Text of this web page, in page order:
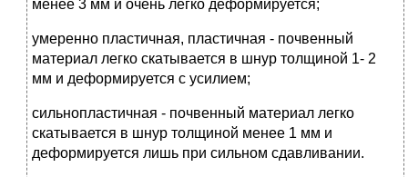
менее 3 мм и очень легко деформируется;
умеренно пластичная, пластичная - почвенный
материал легко скатывается в шнур толщиной 1- 2
мм и деформируется с усилием;
сильнопластичная - почвенный материал легко
скатывается в шнур толщиной менее 1 мм и
деформируется лишь при сильном сдавливании.